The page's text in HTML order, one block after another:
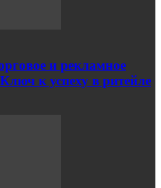
и рекламное
к успеху в ритейле